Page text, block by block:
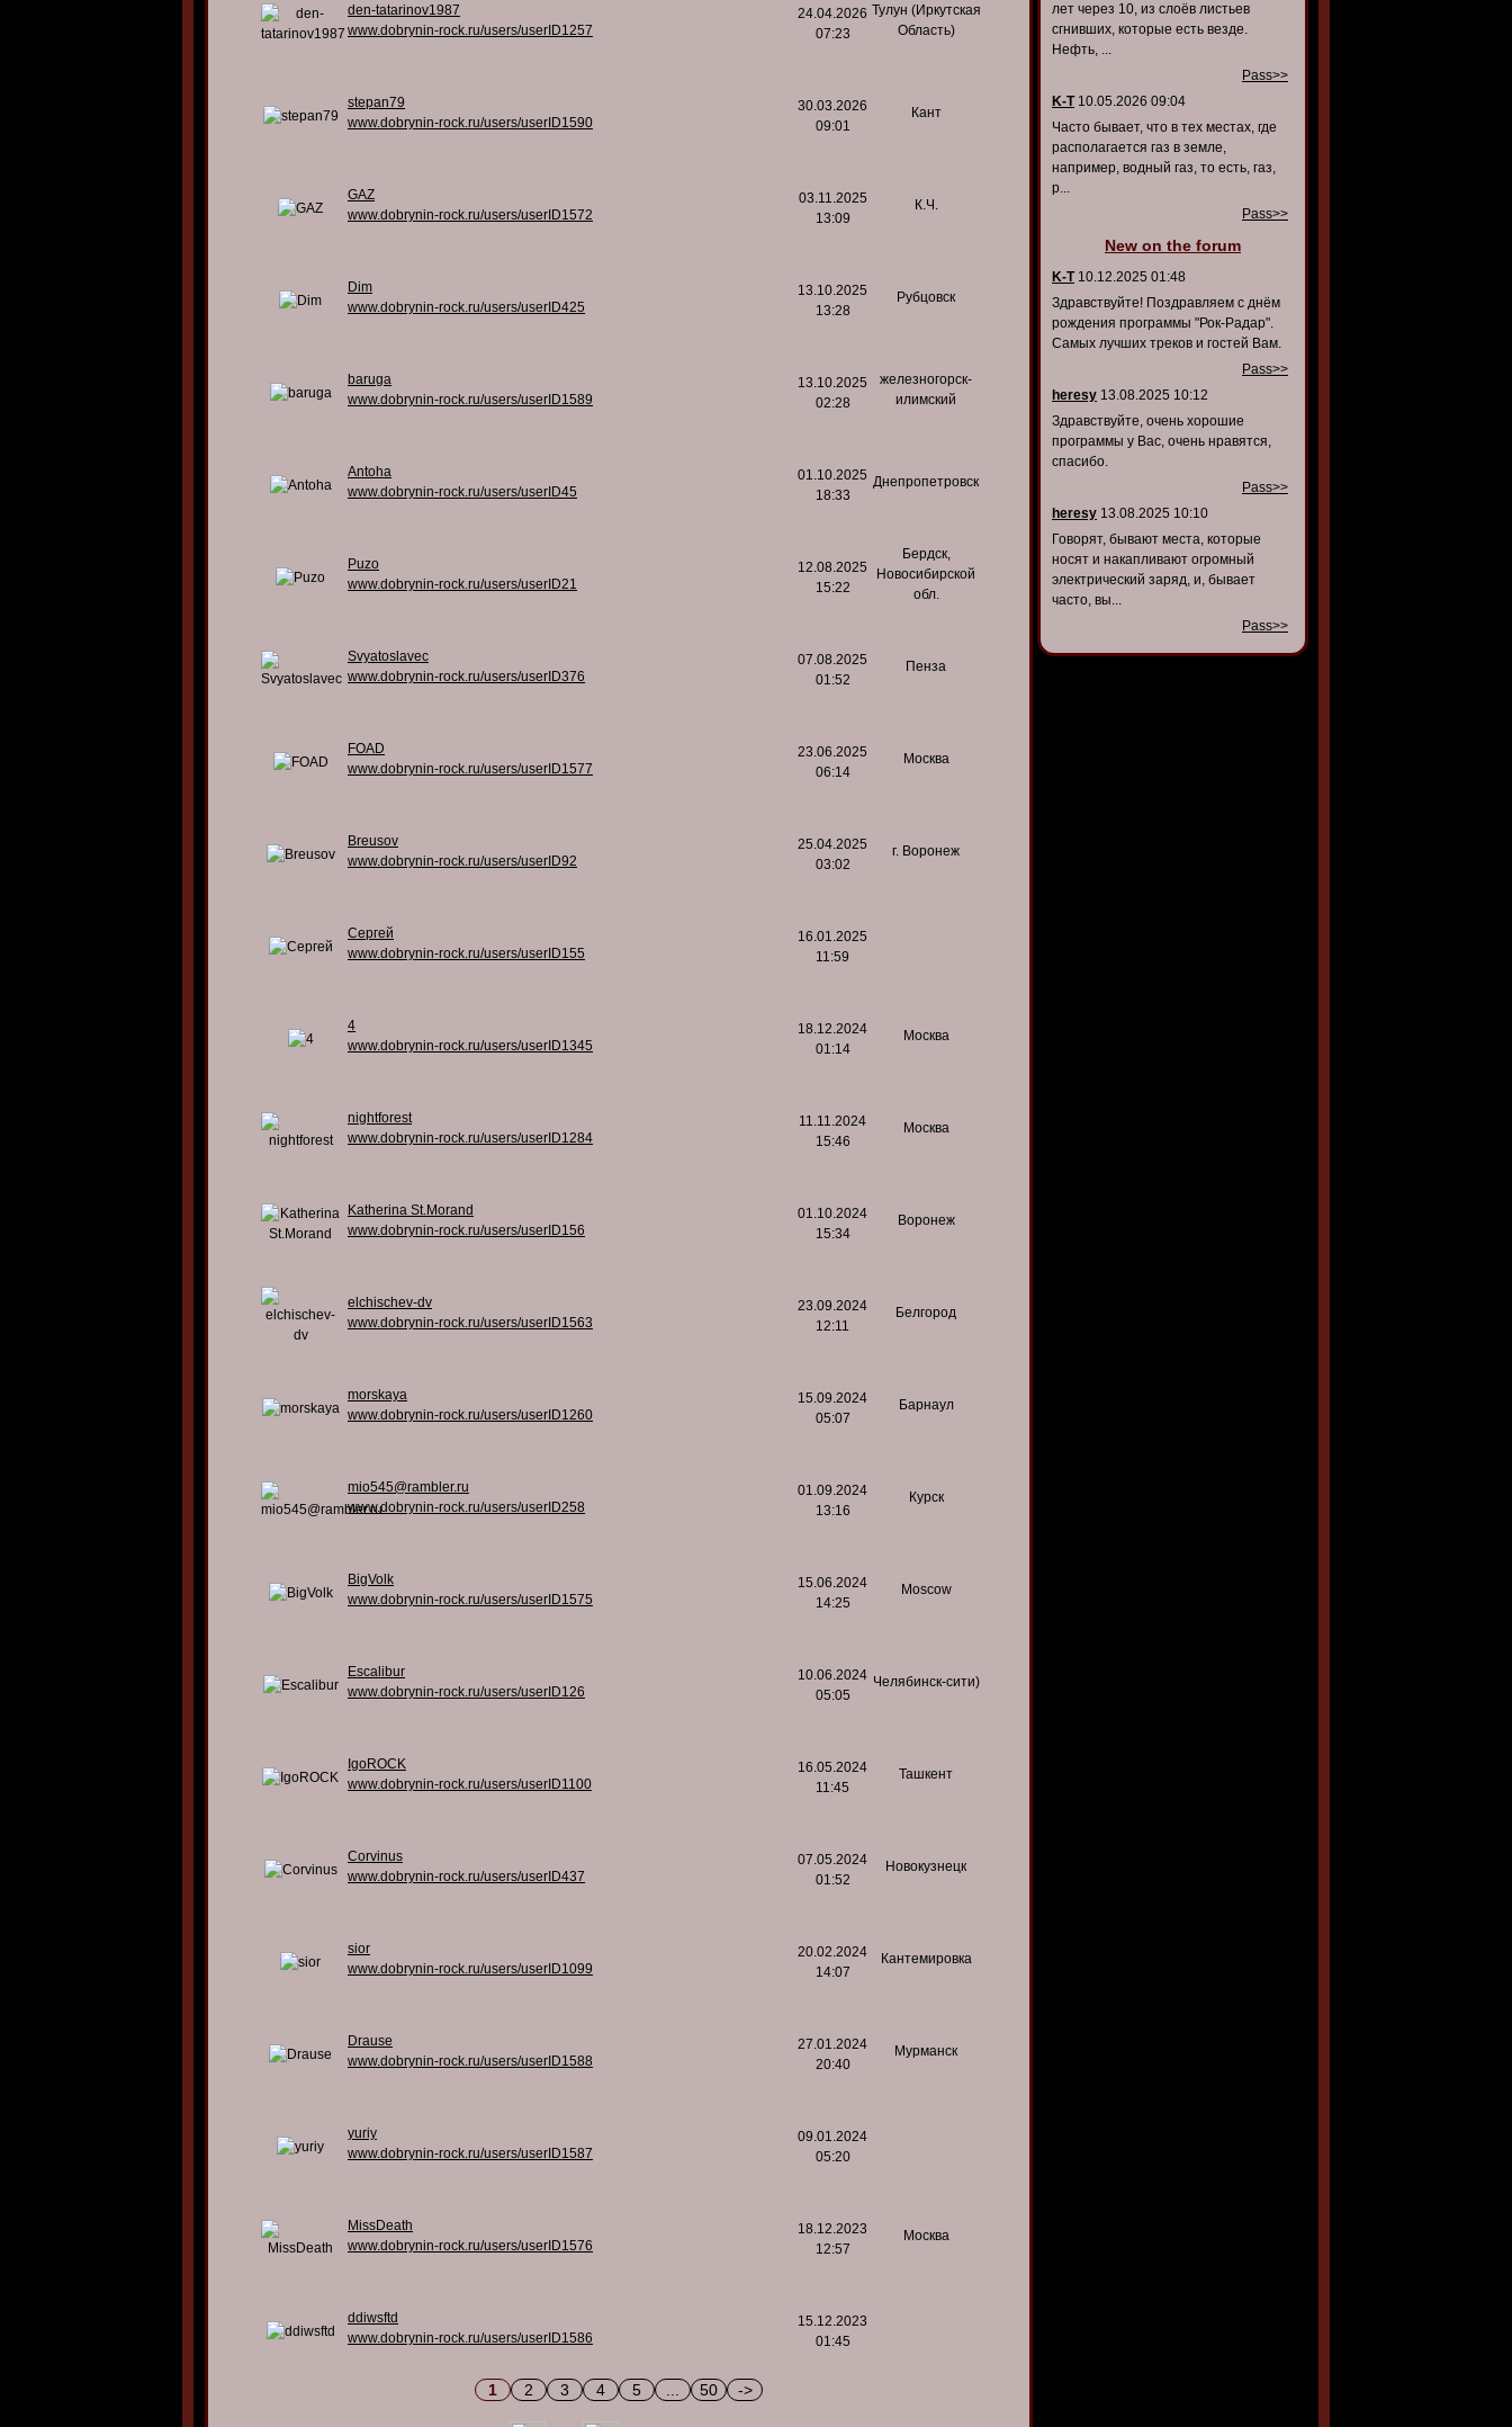
den-tatarinov1987
www.dobrynin-rock.ru/users/userID1257
24.04.2026
07:23
Тулун (Иркутская
Область)
stepan79
www.dobrynin-rock.ru/users/userID1590
30.03.2026
09:01
Кант
GAZ
www.dobrynin-rock.ru/users/userID1572
03.11.2025
13:09
К.Ч.
Dim
www.dobrynin-rock.ru/users/userID425
13.10.2025
13:28
Рубцовск
baruga
www.dobrynin-rock.ru/users/userID1589
13.10.2025
02:28
железногорск-
илимский
Antoha
www.dobrynin-rock.ru/users/userID45
01.10.2025
18:33
Днепропетровск
Puzo
www.dobrynin-rock.ru/users/userID21
12.08.2025
15:22
Бердск,
Новосибирской
обл.
Svyatoslavec
www.dobrynin-rock.ru/users/userID376
07.08.2025
01:52
Пенза
FOAD
www.dobrynin-rock.ru/users/userID1577
23.06.2025
06:14
Москва
Breusov
www.dobrynin-rock.ru/users/userID92
25.04.2025
03:02
г. Воронеж
Сергей
www.dobrynin-rock.ru/users/userID155
16.01.2025
11:59
4
www.dobrynin-rock.ru/users/userID1345
18.12.2024
01:14
Москва
nightforest
www.dobrynin-rock.ru/users/userID1284
11.11.2024
15:46
Москва
Katherina St.Morand
www.dobrynin-rock.ru/users/userID156
01.10.2024
15:34
Воронеж
elchischev-dv
www.dobrynin-rock.ru/users/userID1563
23.09.2024
12:11
Белгород
morskaya
www.dobrynin-rock.ru/users/userID1260
15.09.2024
05:07
Барнаул
mio545@rambler.ru
www.dobrynin-rock.ru/users/userID258
01.09.2024
13:16
Курск
BigVolk
www.dobrynin-rock.ru/users/userID1575
15.06.2024
14:25
Moscow
Escalibur
www.dobrynin-rock.ru/users/userID126
10.06.2024
05:05
Челябинск-сити)
IgoROCK
www.dobrynin-rock.ru/users/userID1100
16.05.2024
11:45
Ташкент
Corvinus
www.dobrynin-rock.ru/users/userID437
07.05.2024
01:52
Новокузнецк
sior
www.dobrynin-rock.ru/users/userID1099
20.02.2024
14:07
Кантемировка
Drause
www.dobrynin-rock.ru/users/userID1588
27.01.2024
20:40
Мурманск
yuriy
www.dobrynin-rock.ru/users/userID1587
09.01.2024
05:20
MissDeath
www.dobrynin-rock.ru/users/userID1576
18.12.2023
12:57
Москва
ddiwsftd
www.dobrynin-rock.ru/users/userID1586
15.12.2023
01:45
1 2 3 4 5 50 ->
лет через 10, из слоёв листьев
сгнивших, которые есть везде.
Нефть, ...
Pass>>
K-T10.05.2026 09:04
Часто бывает, что в тех местах, где
располагается газ в земле,
например, водный газ, то есть, газ,
р...
Pass>>
New on the forum
K-T10.12.2025 01:48
Здравствуйте! Поздравляем с днём
рождения программы "Рок-Радар".
Самых лучших треков и гостей Вам.
Pass>>
heresy 13.08.2025 10:12
Здравствуйте, очень хорошие
программы у Вас, очень нравятся,
спасибо.
Pass>>
heresy 13.08.2025 10:10
Говорят, бывают места, которые
носят и накапливают огромный
электрический заряд, и, бывает
часто, вы...
Pass>>